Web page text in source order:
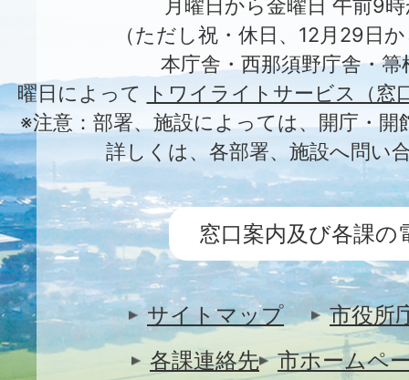
月曜日から金曜日 午前9
（ただし祝・休日、12月29日
本庁舎・西那須野庁舎・
曜日によって
トワイライトサービス（窓
※注意：部署、施設によっては、開庁・
詳しくは、各部署、施設へ問い
窓口案内及び各課の
サイトマップ
市役所
各課連絡先
市ホームペ